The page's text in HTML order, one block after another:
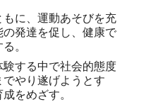
に、運動あそびを充
発達を促し、健康で
。
する中で社会的態度
やり遂げようとす
をめざす。